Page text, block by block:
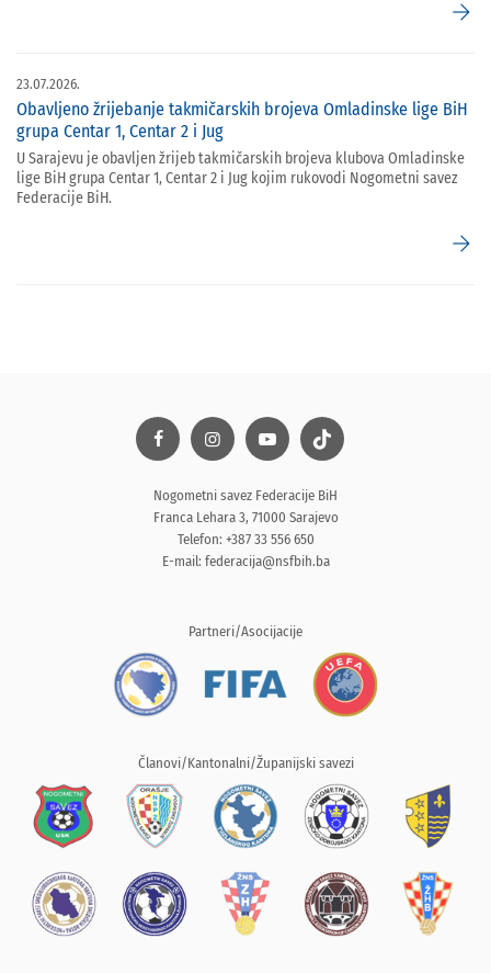
arrow_forward
23.07.2026.
Obavljeno žrijebanje takmičarskih brojeva Omladinske lige BiH
grupa Centar 1, Centar 2 i Jug
U Sarajevu je obavljen žrijeb takmičarskih brojeva klubova Omladinske
lige BiH grupa Centar 1, Centar 2 i Jug kojim rukovodi Nogometni savez
Federacije BiH.
arrow_forward
Nogometni savez Federacije BiH
Franca Lehara 3, 71000 Sarajevo
Telefon: +387 33 556 650
E-mail: federacija@nsfbih.ba
Partneri/Asocijacije
Članovi/Kantonalni/Županijski savezi